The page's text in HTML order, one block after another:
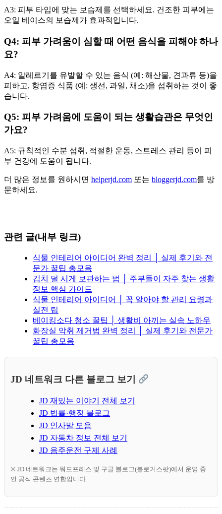
A3: 피부 타입에 맞는 보습제를 선택하세요. 건조한 피부에는
오일 베이스의 보습제가 효과적입니다.
Q4: 피부 가려움이 심할 때 어떤 음식을 피해야 하나
요?
A4: 알레르기를 유발할 수 있는 음식 (예: 해산물, 견과류 등)을
피하고, 항염증 식품 (예: 생선, 과일, 채소)을 섭취하는 것이 좋
습니다.
Q5: 피부 가려움에 도움이 되는 생활습관은 무엇인
가요?
A5: 규칙적인 수분 섭취, 적절한 운동, 스트레스 관리 등이 피
부 건강에 도움이 됩니다.
더 많은 정보를 원하시면 helperjd.com 또는 bloggerjd.com를 방
문하세요.
관련 글(내부 링크)
식물 인테리어 아이디어 완벽 정리 │ 실제 후기와 전
문가 꿀팁 총모음
김치 덜 시게 보관하는 법 │ 주부들이 자주 찾는 생활
정보 핵심 가이드
식물 인테리어 아이디어 │ 꼭 알아야 할 관리 요령과
실전 팁
베이킹소다 청소 꿀팁 │ 생활비 아끼는 실속 노하우
화장실 악취 제거법 완벽 정리 │ 실제 후기와 전문가
꿀팁 총모음
JD 네트워크 다른 블로그 보기
JD 재밌는 이야기 전체 보기
JD 법률·행정 블로그
JD 인사말 모음
JD 자동차 정보 전체 보기
JD 음주운전 구제 사례
※ JD 네트워크는 워드프레스 및 구글 블로그(블로거스팟)에서 운영 중
인 공식 콘텐츠 연합입니다.